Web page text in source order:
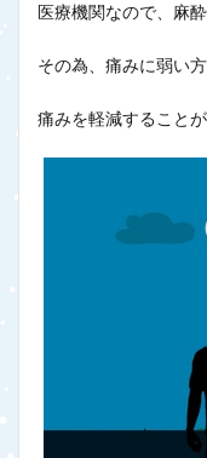
医療機関なので、麻
その為、痛みに弱い
痛みを軽減することが